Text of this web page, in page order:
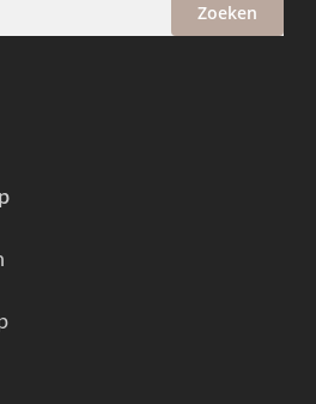
Zoeken